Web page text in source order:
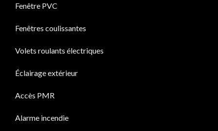
Fenêtre PVC
Fenêtres coulissantes
Volets roulants électriques
Éclairage extérieur
Accès PMR
Alarme incendie